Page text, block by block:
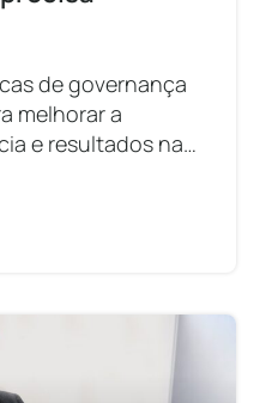
de governança
melhorar a
e resultados na